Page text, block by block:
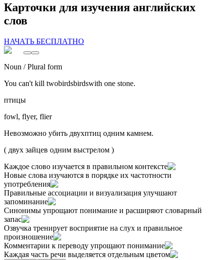
Карточки для изучения английских
слов
НАЧАТЬ БЕСПЛАТНО
Noun / Plural form
You can't kill twobirdsbirdswith one stone.
птицы
fowl, flyer, flier
Невозможно убить двухптиц одним камнем.
( двух зайцев одним выстрелом )
Каждое слово изучается в правильном контексте
Новые слова изучаются в порядке их частотности
употребления
Правильные ассоциации и визуализация улучшают
запоминание
Синонимы упрощают понимание и расширяют словарный
запас
Озвучка тренирует восприятие на слух и правильное
произношение
Комментарии к переводу упрощают понимание
Каждая часть речи выделяется отдельным цветом